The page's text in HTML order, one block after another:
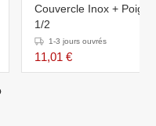
Couvercle Inox +
1/2
1-3 jours ouvrés
11,01 €